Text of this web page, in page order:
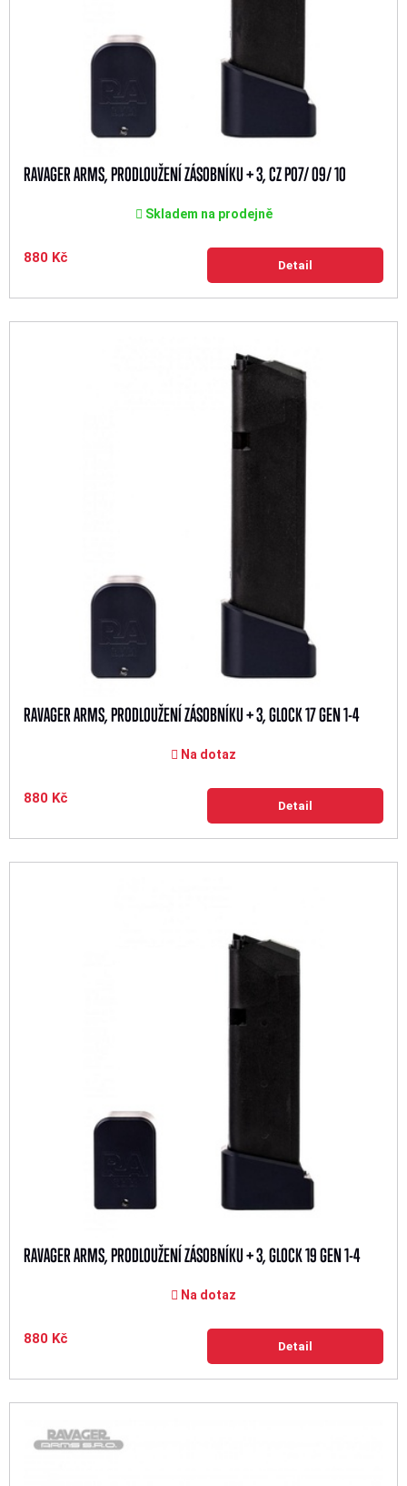
RAVAGER ARMS, PRODLOUŽENÍ ZÁSOBNÍKU + 3, CZ P07/ 09/ 10
Skladem na prodejně
880 Kč Detail
RAVAGER ARMS, PRODLOUŽENÍ ZÁSOBNÍKU + 3, GLOCK 17 GEN 1-4
Na dotaz
880 Kč Detail
RAVAGER ARMS, PRODLOUŽENÍ ZÁSOBNÍKU + 3, GLOCK 19 GEN 1-4
Na dotaz
880 Kč Detail